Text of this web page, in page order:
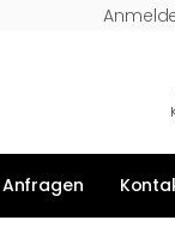
Anfragen